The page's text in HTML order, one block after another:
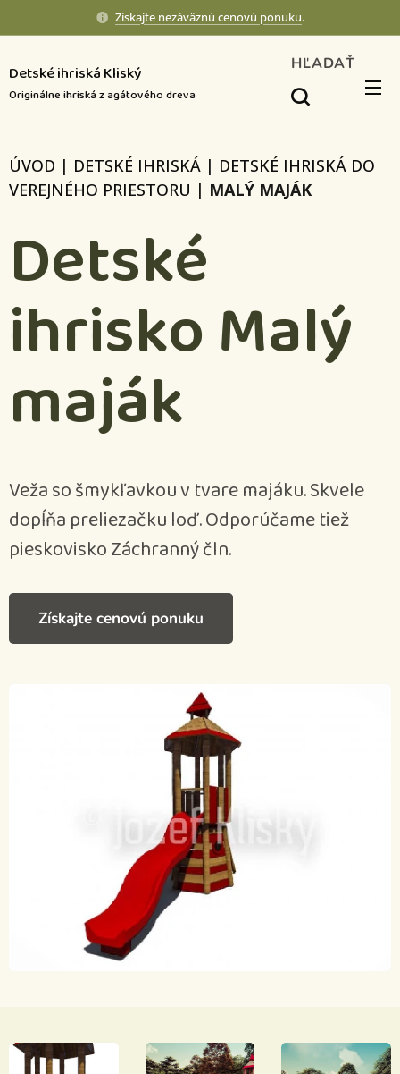
Získajte nezáväznú cenovú ponuku.
Detské ihriská Kliský
Originálne ihriská z agátového dreva
HĽADAŤ
ÚVOD | DETSKÉ IHRISKÁ | DETSKÉ IHRISKÁ DO
VEREJNÉHO PRIESTORU | MALÝ MAJÁK
Detské
ihrisko Malý
maják
Veža so šmykľavkou v tvare majáku. Skvele
dopĺňa preliezačku loď. Odporúčame tiež
pieskovisko Záchranný čln.
Získajte cenovú ponuku